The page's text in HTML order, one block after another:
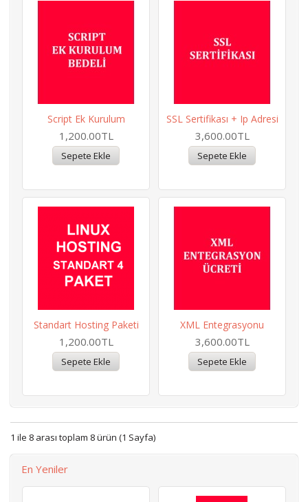
Script Ek Kurulum
1,200.00TL
SSL Sertifikası + Ip Adresi
3,600.00TL
Standart Hosting Paketi
1,200.00TL
XML Entegrasyonu
3,600.00TL
1 ile 8 arası toplam 8 ürün (1 Sayfa)
En Yeniler